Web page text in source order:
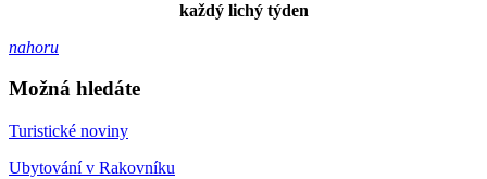
každý lichý týden
nahoru
Možná hledáte
Turistické noviny
Ubytování v Rakovníku